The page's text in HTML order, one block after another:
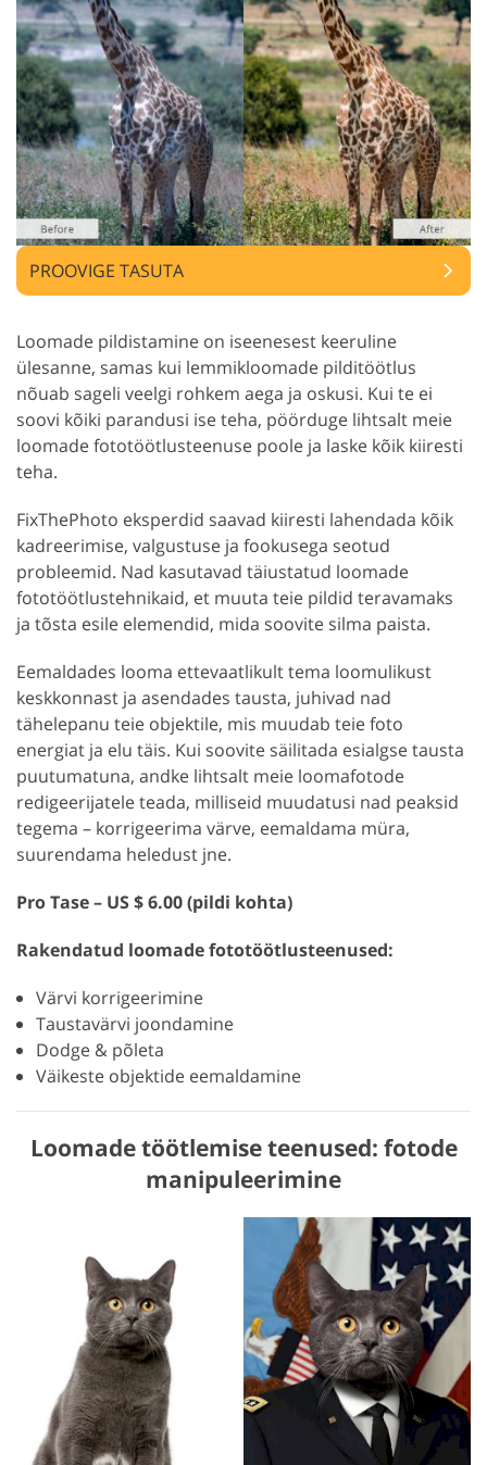
PROOVIGE TASUTA
Loomade pildistamine on iseenesest keeruline
ülesanne, samas kui lemmikloomade pilditöötlus
nõuab sageli veelgi rohkem aega ja oskusi. Kui te ei
soovi kõiki parandusi ise teha, pöörduge lihtsalt meie
loomade fototöötlusteenuse poole ja laske kõik kiiresti
teha.
FixThePhoto eksperdid saavad kiiresti lahendada kõik
kadreerimise, valgustuse ja fookusega seotud
probleemid. Nad kasutavad täiustatud loomade
fototöötlustehnikaid, et muuta teie pildid teravamaks
ja tõsta esile elemendid, mida soovite silma paista.
Eemaldades looma ettevaatlikult tema loomulikust
keskkonnast ja asendades tausta, juhivad nad
tähelepanu teie objektile, mis muudab teie foto
energiat ja elu täis. Kui soovite säilitada esialgse tausta
puutumatuna, andke lihtsalt meie loomafotode
redigeerijatele teada, milliseid muudatusi nad peaksid
tegema – korrigeerima värve, eemaldama müra,
suurendama heledust jne.
Pro Tase – US $ 6.00 (pildi kohta)
Rakendatud loomade fototöötlusteenused:
Värvi korrigeerimine
Taustavärvi joondamine
Dodge & põleta
Väikeste objektide eemaldamine
Loomade töötlemise teenused: fotode
manipuleerimine